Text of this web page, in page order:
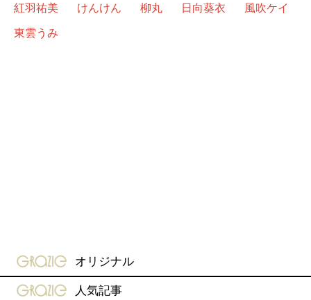
紅羽祐美
けんけん 柳丸 日向葵衣
風吹ケイ
東雲うみ
gravure-grazie
オリジナル
gravure-grazie
人気記事